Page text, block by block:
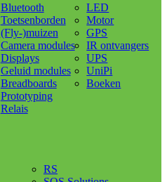
Bluetooth
Toetsenborden
(Fly-)muizen
Camera modules
Displays
Geluid modules
Breadboards
Prototyping
Relais
LED
Motor
GPS
IR ontvangers
UPS
UniPi
Boeken
RS